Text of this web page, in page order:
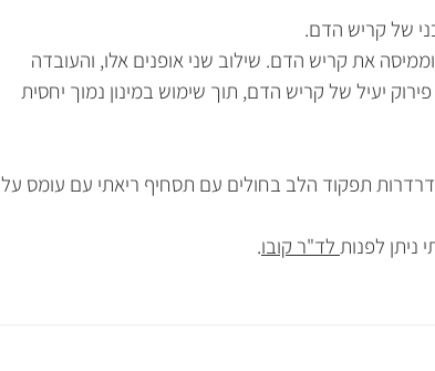
את קריש הדם. שילוב שני אופנים אלו, והעובדה
יעיל של קריש הדם, תוך שימוש במינון נמוך יחסית
תפקוד הלב בחולים עם תסחיף ריאתי עם עומס על
ניתן לפנות לד"ר קובו.